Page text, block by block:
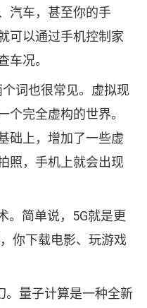
汽车，甚至你的手
可以通过手机控制家
车况。
个词也很常见。虚拟现
个完全虚构的世界。
础上，增加了一些虚
照，手机上就会出现
。简单说，5G就是更
你下载电影、玩游戏
。量子计算是一种全新